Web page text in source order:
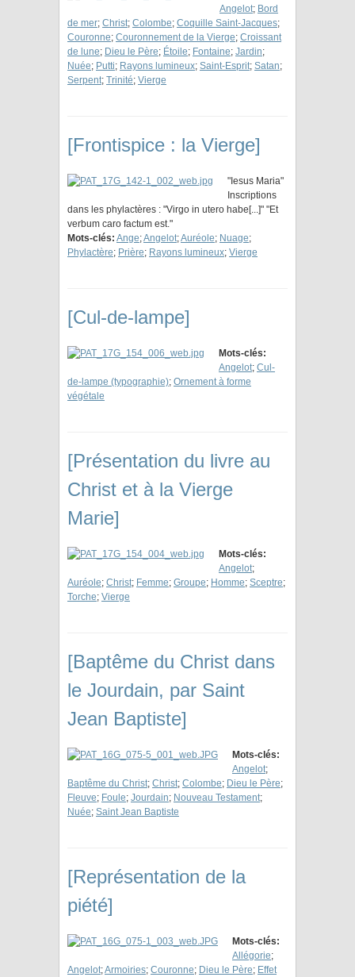
Angelot; Bord
de mer; Christ; Colombe; Coquille Saint-Jacques;
Couronne; Couronnement de la Vierge; Croissant
de lune; Dieu le Père; Étoile; Fontaine; Jardin;
Nuée; Putti; Rayons lumineux; Saint-Esprit; Satan;
Serpent; Trinité; Vierge
[Frontispice : la Vierge]
"Iesus Maria"
Inscriptions
dans les phylactères : "Virgo in utero habe[...]" "Et
verbum caro factum est."
Mots-clés: Ange;Angelot;Auréole; Nuage;
Phylactère; Prière; Rayons lumineux; Vierge
[Cul-de-lampe]
Mots-clés:
Angelot; Cul-
de-lampe (typographie); Ornement à forme
végétale
[Présentation du livre au
Christ et à la Vierge
Marie]
Mots-clés:
Angelot;
Auréole; Christ; Femme; Groupe; Homme; Sceptre;
Torche; Vierge
[Baptême du Christ dans
le Jourdain, par Saint
Jean Baptiste]
Mots-clés:
Angelot;
Baptême du Christ; Christ; Colombe; Dieu le Père;
Fleuve; Foule; Jourdain; Nouveau Testament;
Nuée; Saint Jean Baptiste
[Représentation de la
piété]
Mots-clés:
Allégorie;
Angelot;Armoiries; Couronne; Dieu le Père; Effet